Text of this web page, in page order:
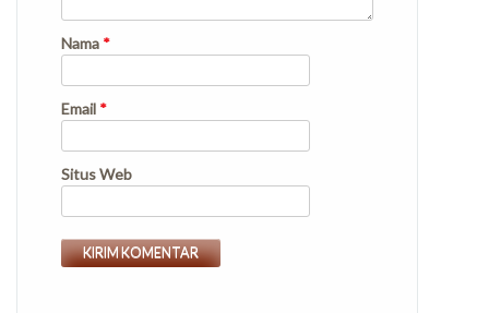
Nama *
Email *
Situs Web